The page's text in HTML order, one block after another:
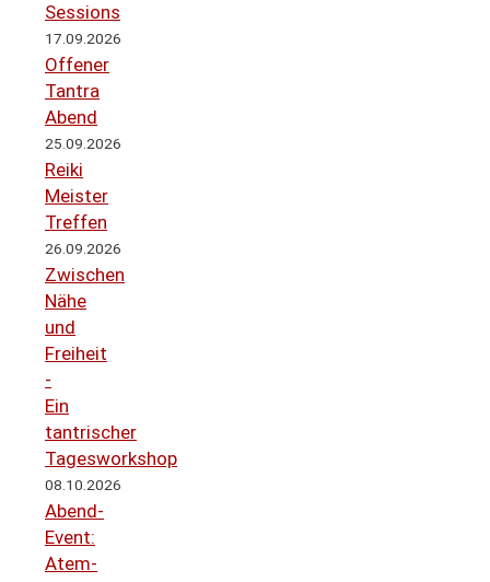
Sessions
17.09.2026
Offener
Tantra
Abend
25.09.2026
Reiki
Meister
Treffen
26.09.2026
Zwischen
Nähe
und
Freiheit
-
Ein
tantrischer
Tagesworkshop
08.10.2026
Abend-
Event:
Atem-